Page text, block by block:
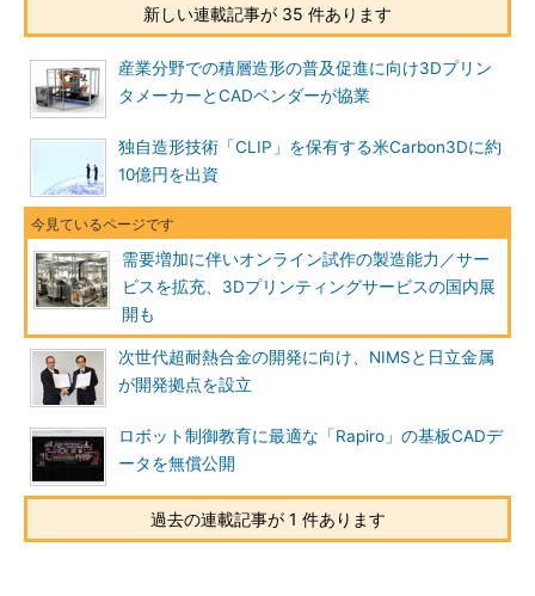
新しい連載記事が 35 件あります
産業分野での積層造形の普及促進に向け3Dプリン
タメーカーとCADベンダーが協業
独自造形技術「CLIP」を保有する米Carbon3Dに約
10億円を出資
需要増加に伴いオンライン試作の製造能力／サー
ビスを拡充、3Dプリンティングサービスの国内展
開も
次世代超耐熱合金の開発に向け、NIMSと日立金属
が開発拠点を設立
ロボット制御教育に最適な「Rapiro」の基板CADデ
ータを無償公開
過去の連載記事が 1 件あります